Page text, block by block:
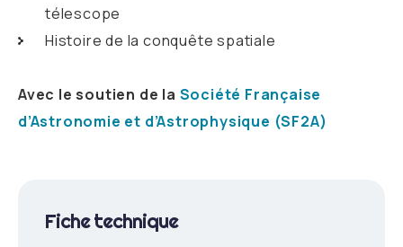
télescope
Histoire de la conquête spatiale
Avec le soutien de la Société Française
d’Astronomie et d’Astrophysique (SF2A)
Fiche technique